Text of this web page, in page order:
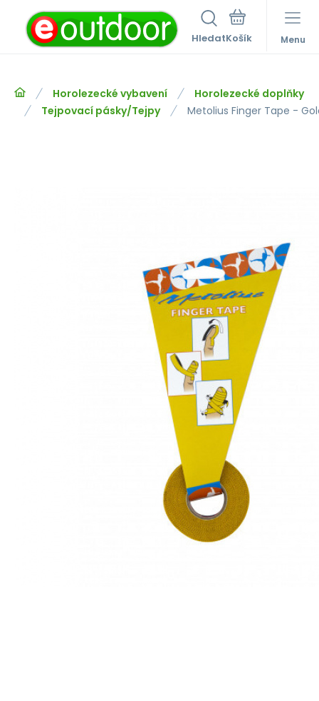
Hledat Menu
Horolezecké vybavení
Horolezecké doplňky
Tejpovací pásky/Tejpy
Metolius Finger Tape -